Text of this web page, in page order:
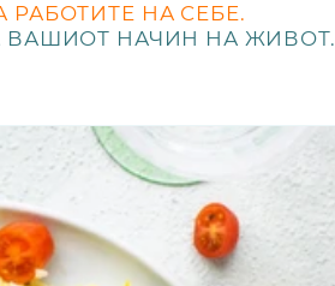
НА СЕБЕ.
ВАШИОТ НАЧИН НА ЖИВОТ.